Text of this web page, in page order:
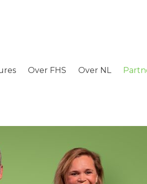
Over FHS Over NL